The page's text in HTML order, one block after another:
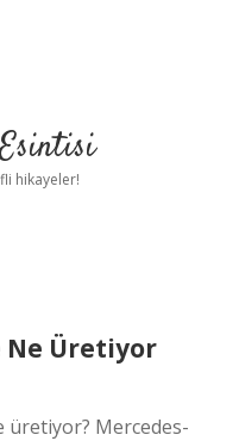
hikayeler!
Ne Üretiyor
üretiyor? Mercedes-